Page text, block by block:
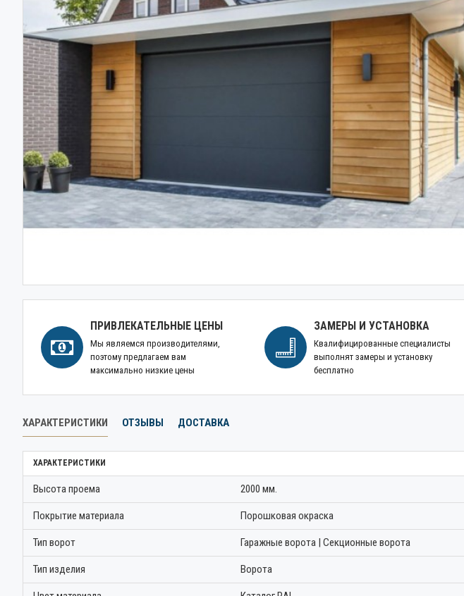
ПРИВЛЕКАТЕЛЬНЫЕ ЦЕНЫ
Мы являемся производителями,
поэтому предлагаем вам
максимально низкие цены
ЗАМЕРЫ И УСТАНОВКА
Квалифицированные специалисты
выполнят замеры и установку
бесплатно
ХАРАКТЕРИСТИКИ ОТЗЫВЫ ДОСТАВКА
ХАРАКТЕРИСТИКИ
Высота проема 2000 мм.
Покрытие материала Порошковая окраска
Тип ворот Гаражные ворота | Секционные ворота
Тип изделия Ворота